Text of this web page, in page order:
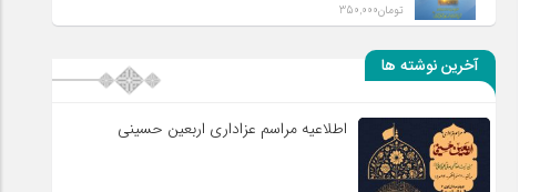
تومان350,000
آخرین نوشته ها
اطلاعیه مراسم عزاداری اربعین حسینی